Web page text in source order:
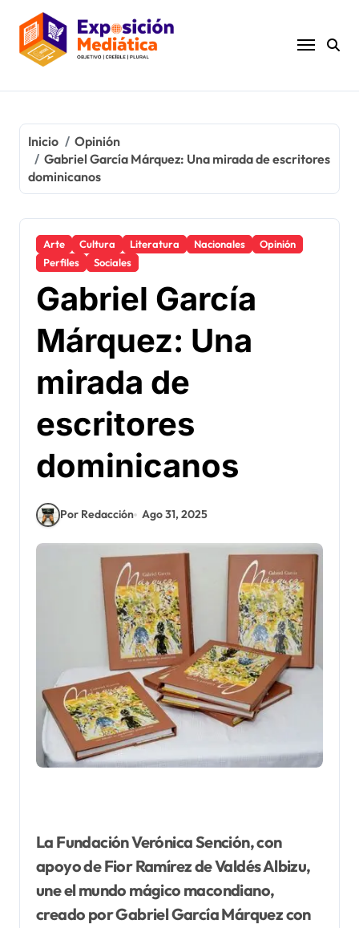
contenido
Inicio
Opinión
Gabriel García Márquez: Una mirada de escritores
dominicanos
Arte Cultura Literatura Nacionales
Opinión
Perfiles
Sociales
Gabriel García
Márquez: Una
mirada de
escritores
dominicanos
Por Redacción Ago 31, 2025
La Fundación Verónica Sención, con
apoyo de Fior Ramírez de Valdés Albizu,
une el mundo mágico macondiano,
creado por Gabriel García Márquez con